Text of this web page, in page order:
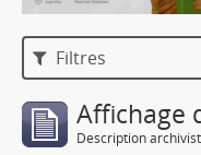
Filtres
Affichage
Description